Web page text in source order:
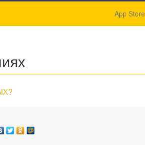
App Store